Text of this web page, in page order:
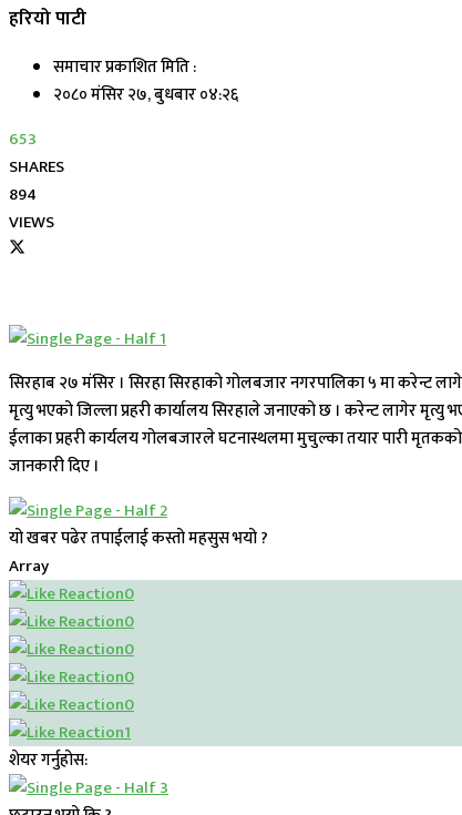
हरियो पाटी
समाचार प्रकाशित मिति :
२०८० मंसिर २७, बुधबार ०४:२६
653
SHARES
894
VIEWS
सिरहाब २७ मंसिर । सिरहा सिरहाको गोलबजार नगरपालिका ५ मा करेन्ट
मृत्यु भएको जिल्ला प्रहरी कार्यालय सिरहाले जनाएको छ । करेन्ट लागेर मृत्यु
ईलाका प्रहरी कार्यलय गोलबजारले घटनास्थलमा मुचुल्का तयार पारी मृतकको
जानकारी दिए ।
यो खबर पढेर तपाईलाई कस्तो महसुस भयो ?
Array
0
0
0
0
0
1
शेयर गर्नुहोस: